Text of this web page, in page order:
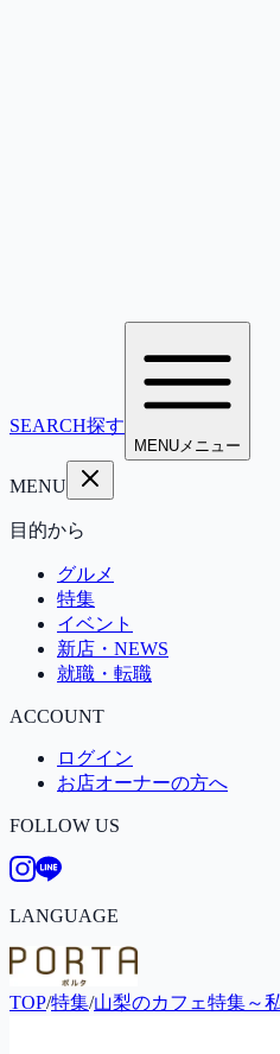
SEARCH探す
MENUメニュー
MENU
目的から
グルメ
特集
イベント
新店・NEWS
就職・転職
ACCOUNT
ログイン
お店オーナーの方へ
FOLLOW US
LANGUAGE
TOP/特集/山梨のカフェ特集～